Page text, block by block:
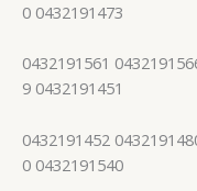
0 0432191473
0432191561
9 0432191451
0432191452
0 0432191540